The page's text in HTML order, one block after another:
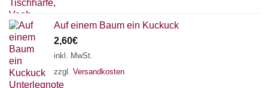
Auf einem Baum ein Kuckuck
2,60€
inkl. MwSt.
zzgl. Versandkosten